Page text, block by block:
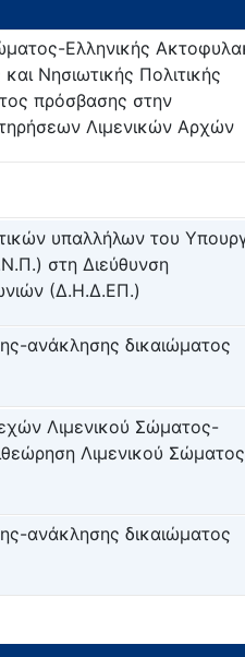
Ελληνικής
Νησιωτικής Πολιτικής
πρόσβασης στην
Λιμενικών Αρχών
υπαλλήλων του
στη Διεύθυνση
(Δ.Η.Δ.ΕΠ.)
ανάκλησης δικαιώματος
Λιμενικού Σώματος-
Λιμενικού
ανάκλησης δικαιώματος